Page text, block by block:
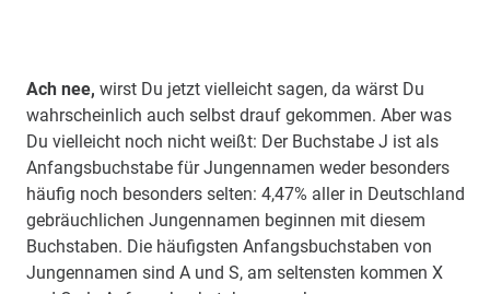
Ach nee, wirst Du jetzt vielleicht sagen, da wärst Du
wahrscheinlich auch selbst drauf gekommen. Aber was
Du vielleicht noch nicht weißt: Der Buchstabe J ist als
Anfangsbuchstabe für Jungennamen weder besonders
häufig noch besonders selten: 4,47% aller in Deutschland
gebräuchlichen Jungennamen beginnen mit diesem
Buchstaben. Die häufigsten Anfangsbuchstaben von
Jungennamen sind A und S, am seltensten kommen X